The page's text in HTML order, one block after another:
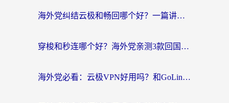
海外党纠结云极和畅回哪个好？一篇讲透回国加速器怎么选（附避坑指南）
穿梭和秒连哪个好？海外党亲测3款回国加速器，教你在国外正常浏览国内网站
海外党必看：云极VPN好用吗？和GoLinkVPN对比哪个回国效果更好？附真实体验指南